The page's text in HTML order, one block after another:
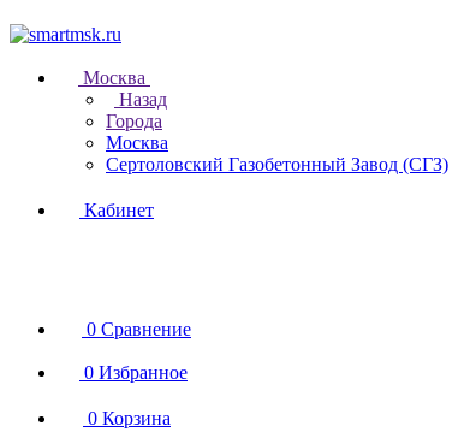
Москва
Назад
Города
Москва
Сертоловский Газобетонный Завод (СГЗ)
Кабинет
0 Сравнение
0 Избранное
0 Корзина